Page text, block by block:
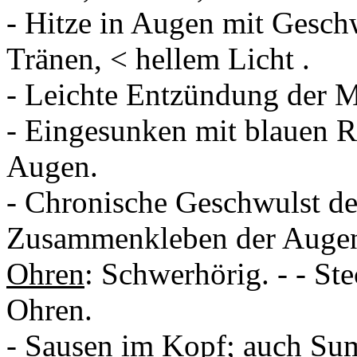
- Hitze in Augen mit
Tränen, < hellem Licht .
- Leichte Entzündung der
- Eingesunken mit blauen
Augen.
- Chronische Geschwulst
Zusammenkleben der
Ohren: Schwerhörig. - -
Ohren.
- Sausen im Kopf; auch